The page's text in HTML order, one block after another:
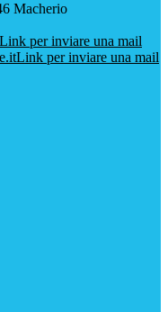
Macherio
Link per inviare una mail
Link per inviare una mail